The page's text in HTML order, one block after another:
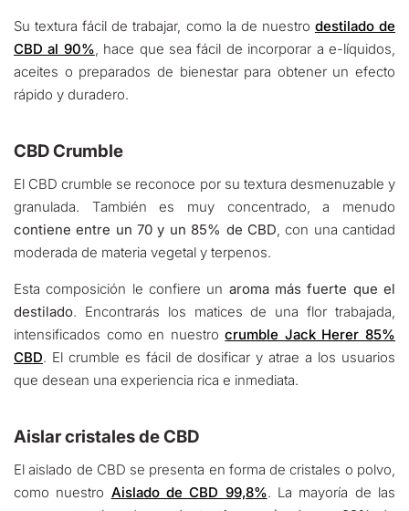
Su textura fácil de trabajar, como la de nuestro destilado de
CBD al 90%, hace que sea fácil de incorporar a e-líquidos,
aceites o preparados de bienestar para obtener un efecto
rápido y duradero.
CBD Crumble
El CBD crumble se reconoce por su textura desmenuzable y
granulada. También es muy concentrado, a menudo
contiene entre un 70 y un 85% de CBD, con una cantidad
moderada de materia vegetal y terpenos.
Esta composición le confiere un aroma más fuerte que el
destilado. Encontrarás los matices de una flor trabajada,
intensificados como en nuestrocrumble Jack Herer 85%
CBD. El crumble es fácil de dosificar y atrae a los usuarios
que desean una experiencia rica e inmediata.
Aislar cristales de CBD
El aislado de CBD se presenta en forma de cristales o polvo,
como nuestro Aislado de CBD 99,8%. La mayoría de las